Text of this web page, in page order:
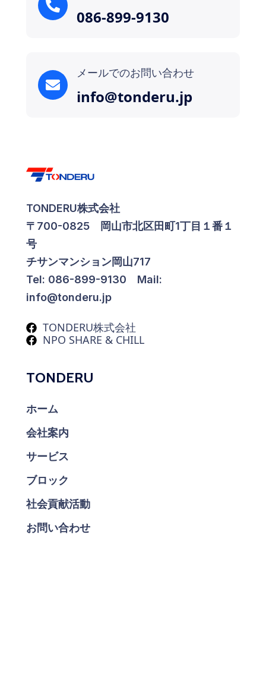
086-899-9130
メールでのお問い合わせ
info@tonderu.jp
TONDERU株式会社
〒700-0825 岡山市北区田町1丁目１番１
号
チサンマンション岡山717
Tel: 086-899-9130 Mail:
info@tonderu.jp
TONDERU株式会社
NPO SHARE & CHILL
TONDERU
ホーム
会社案内
サービス
ブロック
社会貢献活動
お問い合わせ